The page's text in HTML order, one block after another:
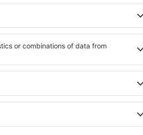
Dacă doriţi cazare de lux in
să se potrivească. Veți găsi tot
călătoria de afaceri la destinația
Novohrad cu facilități pentru
copii, precum și pentru cei care
Ce fel de facilităţi